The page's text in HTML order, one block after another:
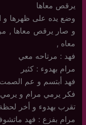
يرقص معاها
وضع يده على ظهرها و
و صار يرقص معاها ,
معاه ,
فهد : مرتاحه معي
مرام بهدوء : كثير
فهد أبتسم و عم الصمت
فكر يرمي مرام و يرمي
تقرب بهدوء و أخر
مرام بفزع : فهد